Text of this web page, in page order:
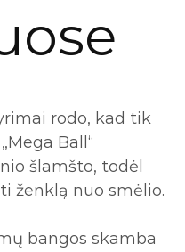
rodo, kad tik
Ball“
šlamšto, todėl
ženklą nuo smėlio.
bangos skamba